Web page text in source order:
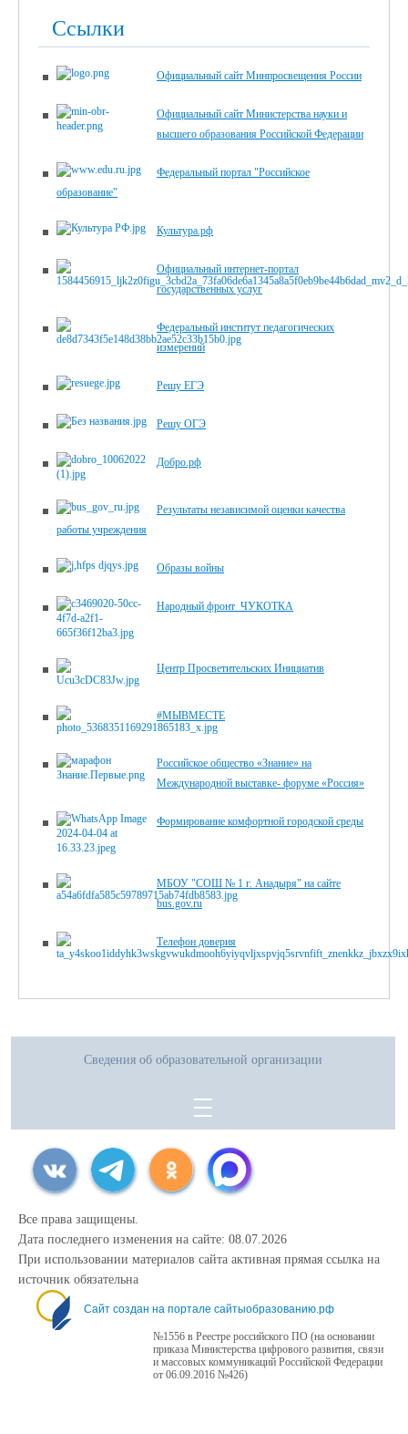
Ссылки
Официальный сайт Минпросвещения России
Официальный сайт Министерства науки и
высшего образования Российской Федерации
Федеральный портал "Российское
образование"
Культура.рф
Официальный интернет-портал
государственных услуг
Федеральный институт педагогических
измерений
Решу ЕГЭ
Решу ОГЭ
Добро.рф
Результаты независимой оценки качества
работы учреждения
Образы войны
Народный фронт_ЧУКОТКА
Центр Просветительских Инициатив
#МЫВМЕСТЕ
Российское общество «Знание» на
Международной выставке- форуме «Россия»
Формирование комфортной городской среды
МБОУ "СОШ № 1 г. Анадыря" на сайте
bus.gov.ru
Телефон доверия
Сведения об образовательной организации
Все права защищены.
Дата последнего изменения на сайте: 08.07.2026
При использовании материалов сайта активная прямая ссылка на
источник обязательна
Сайт создан на портале сайтыобразованию.рф
№1556 в Реестре российского ПО (на основании
приказа Министерства цифрового развития, связи
и массовых коммуникаций Российской Федерации
от 06.09.2016 №426)